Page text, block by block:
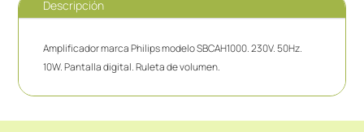
Descripción
Amplificador marca Philips modelo SBCAH1000. 230V. 50Hz.
10W. Pantalla digital. Ruleta de volumen.